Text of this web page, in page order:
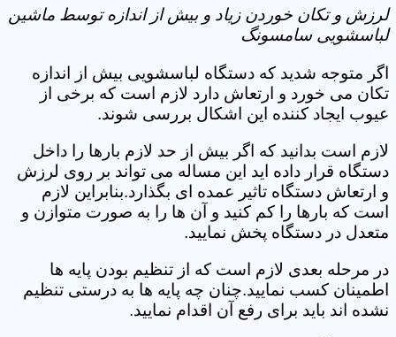
لرزش و تکان خوردن زیاد و بیش از اندازه توسط ماشین
لباسشویی سامسونگ
اگر متوجه شدید که دستگاه لباسشویی بیش از اندازه
تکان می خورد و ارتعاش دارد لازم است که برخی از
عیوب ایجاد کننده این اشکال بررسی شوند.
لازم است بدانید که اگر بیش از حد لازم بارها را داخل
دستگاه قرار داده اید این مساله می تواند بر روی لرزش
و ارتعاش دستگاه تاثیر عمده ای بگذارد.بنابراین لازم
است که بارها را کم کنید و آن ها را به صورت متوازن و
متعدل در دستگاه پخش نمایید.
در مرحله بعدی لازم است که از تنظیم بودن پایه ها
اطمینان کسب نمایید.چنان چه پایه ها به درستی تنظیم
نشده اند باید برای رفع آن اقدام نمایید.